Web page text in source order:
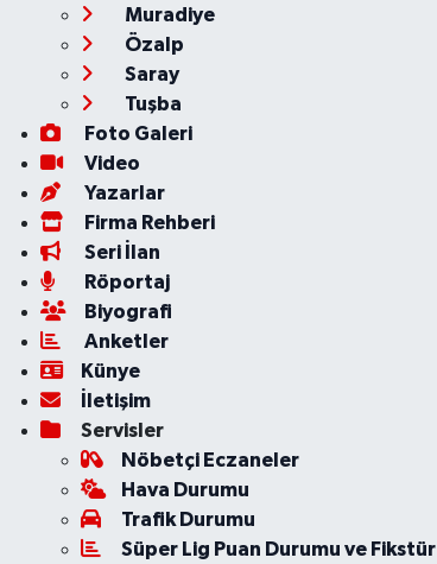
Muradiye
Özalp
Saray
Tuşba
Foto Galeri
Video
Yazarlar
Firma Rehberi
Seri İlan
Röportaj
Biyografi
Anketler
Künye
İletişim
Servisler
Nöbetçi Eczaneler
Hava Durumu
Trafik Durumu
Süper Lig Puan Durumu ve Fikstür